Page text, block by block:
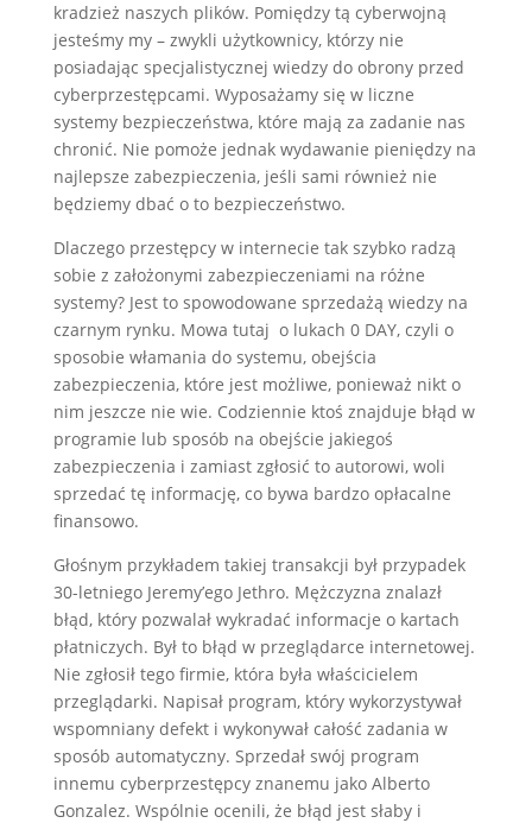
kradzież naszych plików. Pomiędzy tą cyberwojną
jesteśmy my – zwykli użytkownicy, którzy nie
posiadając specjalistycznej wiedzy do obrony przed
cyberprzestępcami. Wyposażamy się w liczne
systemy bezpieczeństwa, które mają za zadanie nas
chronić. Nie pomoże jednak wydawanie pieniędzy na
najlepsze zabezpieczenia, jeśli sami również nie
będziemy dbać o to bezpieczeństwo.
Dlaczego przestępcy w internecie tak szybko radzą
sobie z założonymi zabezpieczeniami na różne
systemy? Jest to spowodowane sprzedażą wiedzy na
czarnym rynku. Mowa tutaj o lukach 0 DAY, czyli o
sposobie włamania do systemu, obejścia
zabezpieczenia, które jest możliwe, ponieważ nikt o
nim jeszcze nie wie. Codziennie ktoś znajduje błąd w
programie lub sposób na obejście jakiegoś
zabezpieczenia i zamiast zgłosić to autorowi, woli
sprzedać tę informację, co bywa bardzo opłacalne
finansowo.
Głośnym przykładem takiej transakcji był przypadek
30-letniego Jeremy’ego Jethro. Mężczyzna znalazł
błąd, który pozwalał wykradać informacje o kartach
płatniczych. Był to błąd w przeglądarce internetowej.
Nie zgłosił tego firmie, która była właścicielem
przeglądarki. Napisał program, który wykorzystywał
wspomniany defekt i wykonywał całość zadania w
sposób automatyczny. Sprzedał swój program
innemu cyberprzestępcy znanemu jako Alberto
Gonzalez. Wspólnie ocenili, że błąd jest słaby i